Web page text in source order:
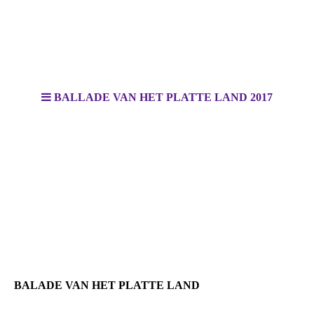
BALLADE VAN HET PLATTE LAND 2017
BALADE VAN HET PLATTE LAND